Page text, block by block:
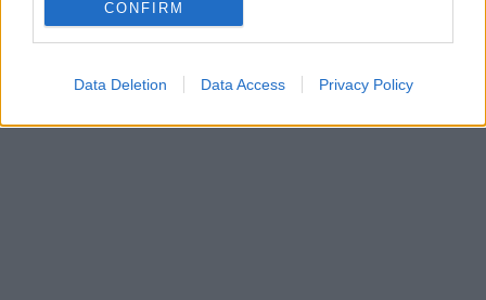
CONFIRM
Data Deletion Data Access Privacy Policy